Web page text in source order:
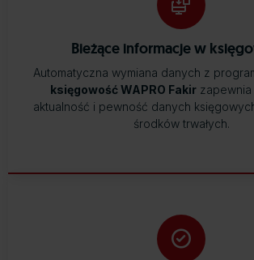
Bieżące informacje w
Automatyczna wymiana danych z
księgowość WAPRO Fakir
aktualność i pewność danych
środków trwałych.